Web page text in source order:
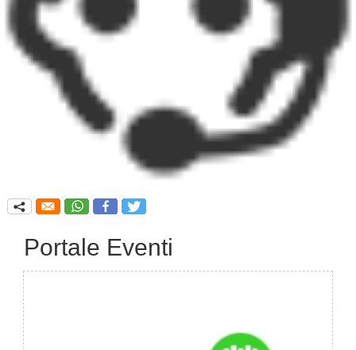
q
Portale Eventi